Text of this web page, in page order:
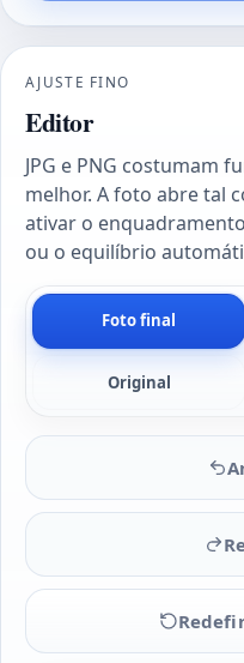
AJUSTE FINO
Editor
JPG e PNG costumam
melhor. A foto abre tal
ativar o
ou o equilíbrio
Foto final
Original